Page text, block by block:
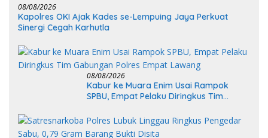
08/08/2026
Kapolres OKI Ajak Kades se-Lempuing Jaya Perkuat
Sinergi Cegah Karhutla
08/08/2026
Kabur ke Muara Enim Usai Rampok
SPBU, Empat Pelaku Diringkus Tim